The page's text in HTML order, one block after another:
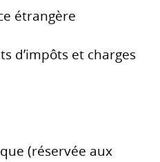
étrangère
d’impôts et charges
(réservée aux